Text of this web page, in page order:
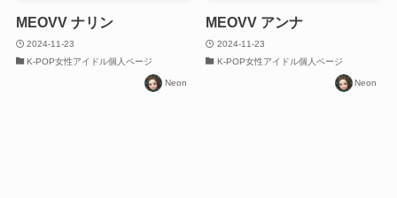
MEOVV ナリン
2024-11-23
K-POP女性アイドル個人ページ
Neon
MEOVV アンナ
2024-11-23
K-POP女性アイドル個人ページ
Neon